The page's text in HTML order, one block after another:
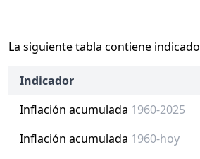
La siguiente tabla contiene
Indicador
Inflación acumulada 1960-2025
Inflación acumulada 1960-hoy